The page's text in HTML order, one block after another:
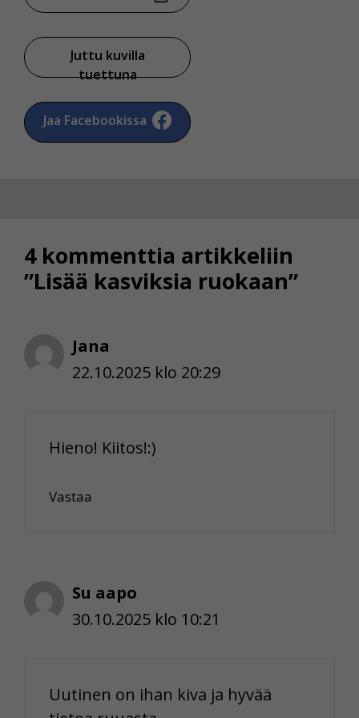
Juttu kuvilla
tuettuna
Jaa Facebookissa
4 kommenttia artikkeliin
”Lisää kasviksia ruokaan”
Jana
22.10.2025 klo 20:29
Hieno! Kiitos!:)
Vastaa
Su aapo
30.10.2025 klo 10:21
Uutinen on ihan kiva ja hyvää